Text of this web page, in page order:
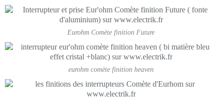
Eurohm Comète finition Future
eurohm comète finition heaven